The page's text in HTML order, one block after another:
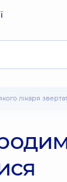
лікаря